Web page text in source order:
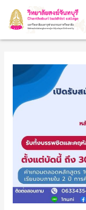
content
navigation